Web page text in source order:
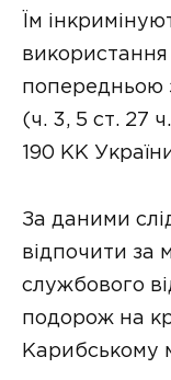
Їм
використання
попередньою
(ч. 3, 5 ст. 27
190 КК
За даними
відпочити за
службового
подорож на
Карибському